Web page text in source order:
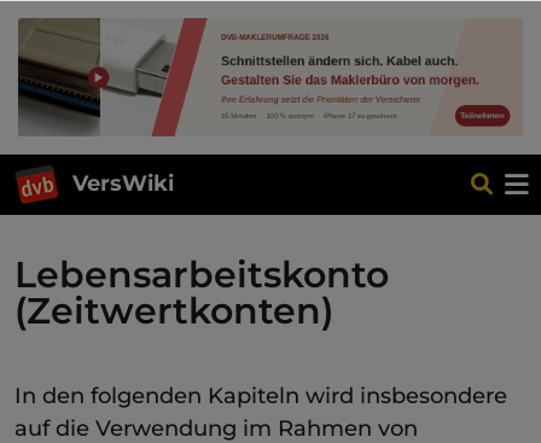
VersWiki
Lebensarbeitskonto
(Zeitwertkonten)
In den folgenden Kapiteln wird insbesondere
auf die Verwendung im Rahmen von